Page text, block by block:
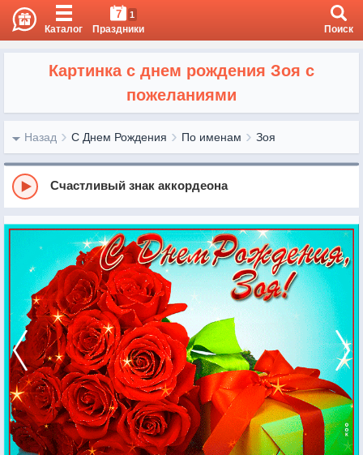
Каталог
7 1
Праздники Поиск
Картинка с днем рождения Зоя с
пожеланиями
Назад С Днем Рождения По именам Зоя
Счастливый знак аккордеона